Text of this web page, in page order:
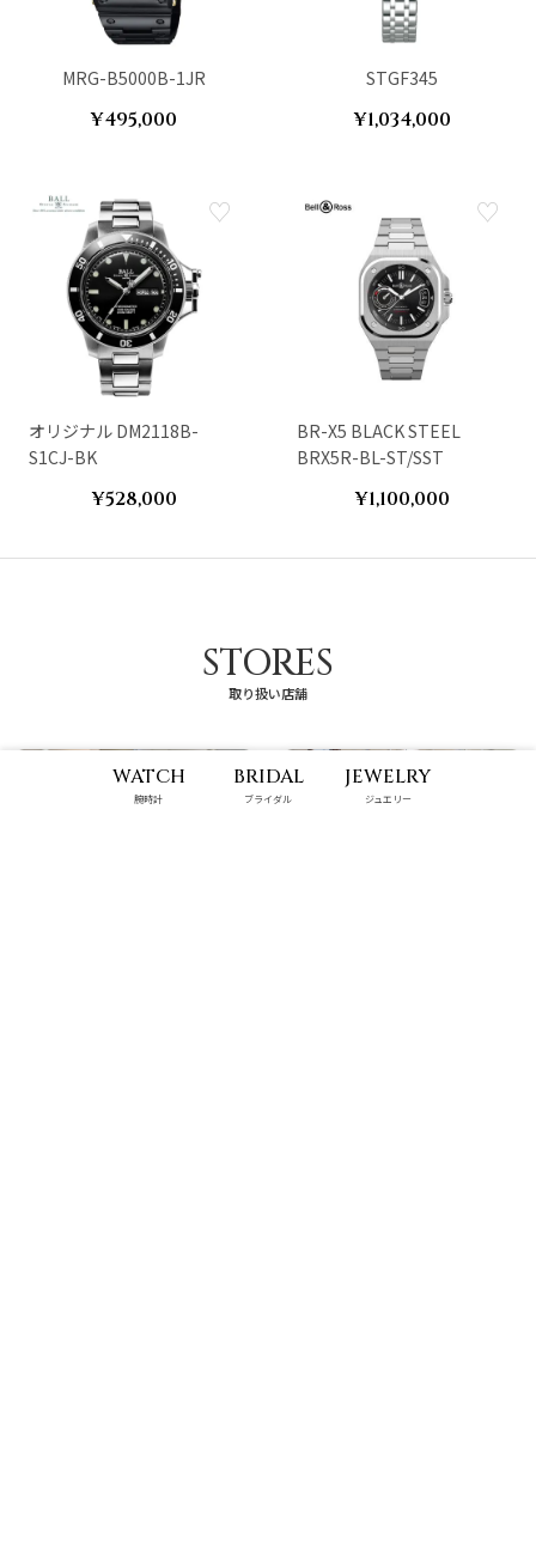
MRG-B5000B-1JR
¥495,000
STGF345
¥1,034,000
オリジナル DM2118B-
S1CJ-BK
¥528,000
BR-X5 BLACK STEEL
BRX5R-BL-ST/SST
¥1,100,000
STORES
取り扱い店舗
WATCH
腕時計
BRIDAL
ブライダル
JEWELRY
ジュエリー